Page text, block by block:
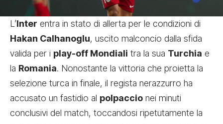
L’Inter entra in stato di allerta per le condizioni di
Hakan Calhanoglu, uscito malconcio dalla sfida
valida per i play-off Mondiali tra la sua Turchia e
la Romania. Nonostante la vittoria che proietta la
selezione turca in finale, il regista nerazzurro ha
accusato un fastidio al polpaccio nei minuti
conclusivi del match, toccandosi ripetutamente la